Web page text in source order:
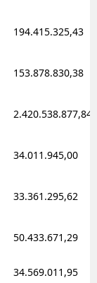
194.415.325,43
153.878.830,38
2.420.538.877,84
34.011.945,00
33.361.295,62
50.433.671,29
34.569.011,95